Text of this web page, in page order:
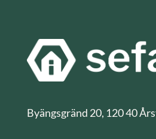
Byängsgränd 20, 120 40